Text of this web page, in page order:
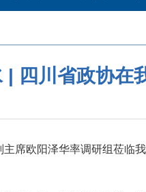
| 四川省政协在
主席欧阳泽华率调研组莅临